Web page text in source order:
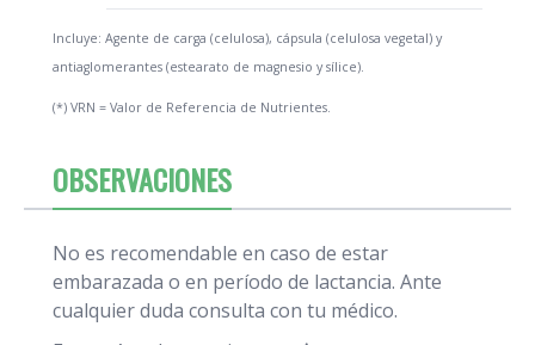
Incluye: Agente de carga (celulosa), cápsula (celulosa vegetal) y
antiaglomerantes (estearato de magnesio y sílice).
(*) VRN = Valor de Referencia de Nutrientes.
OBSERVACIONES
No es recomendable en caso de estar
embarazada o en período de lactancia. Ante
cualquier duda consulta con tu médico.